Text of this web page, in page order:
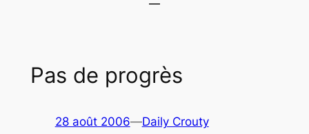
Pas de progrès
28 août 2006—Daily Crouty